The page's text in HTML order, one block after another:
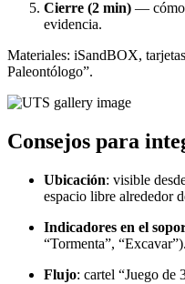
Cierre (2 min) — cómo
evidencia.
Materiales: iSandBOX,
Paleontólogo”.
Consejos para
Ubicación: visible
espacio libre alrededor
Indicadores en el
“Tormenta”, “Excavar”).
Flujo: cartel “Juego de